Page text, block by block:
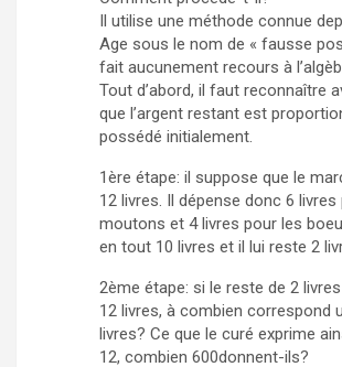
Il utilise une méthode connue
Age sous le nom de « fausse
fait aucunement recours à
Tout d’abord, il faut reconnaître
que l’argent restant est
possédé initialement.
1ère étape: il suppose que le
12 livres. Il dépense donc 6 livres
moutons et 4 livres pour les
en tout 10 livres et il lui reste 2
2ème étape: si le reste de 2
12 livres, à combien correspond
livres? Ce que le curé exprime
12, combien 600donnent-ils?